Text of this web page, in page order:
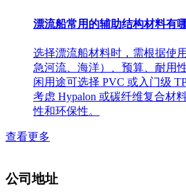
漂流船常用的辅助结构材料有
选择漂流船材料时，需根据使
急河流、海洋）、预算、耐用
闲用途可选择 PVC 或入门级
考虑 Hypalon 或碳纤维复合材
性和环保性。 ​
查看更多
公司地址